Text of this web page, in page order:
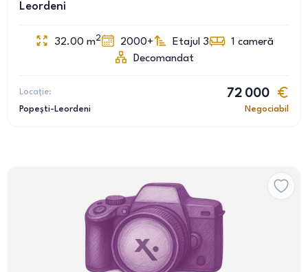
Leordeni
32.00 m2 2000+ Etajul 3 1 cameră
Decomandat
Locație:
Popești-Leordeni
72 000
Negociabil